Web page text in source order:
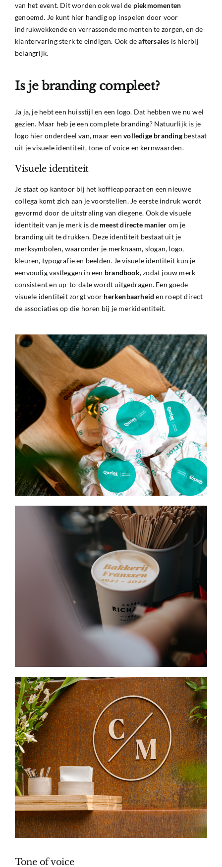
van het event. Dit worden ook wel de piekmomenten
genoemd. Je kunt hier handig op inspelen door voor
indrukwekkende en verrassende momenten te zorgen, en de
klantervaring sterk te eindigen. Ook deaftersales is hierbij
belangrijk.
Is je branding compleet?
Ja ja, je hebt een huisstijl en een logo. Dat hebben we nu wel
gezien. Maar heb je een complete branding? Natuurlijk is je
logo hier onderdeel van, maar eenvolledige brandingbestaat
uit je visuele identiteit, tone of voice en kernwaarden.
Visuele identiteit
Je staat op kantoor bij het koffieapparaat en een nieuwe
collega komt zich aan je voorstellen. Je eerste indruk wordt
gevormd door de uitstraling van diegene. Ook de visuele
identiteit van je merk is de meestdirecte manier om je
branding uit te drukken. Deze identiteit bestaat uit je
merksymbolen, waaronder je merknaam, slogan, logo,
kleuren, typografie en beelden. Je visuele identiteit kun je
eenvoudig vastleggen in een brandbook, zodat jouw merk
consistent en up-to-date wordt uitgedragen. Een goede
visuele identiteit zorgt voor herkenbaarheid en roept direct
de associaties op die horen bij je merkidentiteit.
Tone of voice